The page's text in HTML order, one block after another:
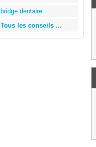
bridge dentaire
Tous les conseils ...